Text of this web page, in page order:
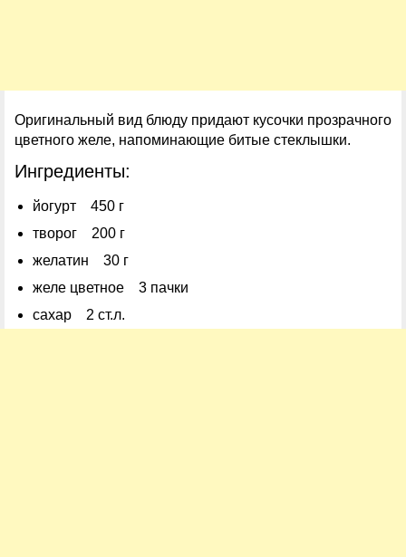
Оригинальный вид блюду придают кусочки прозрачного
цветного желе, напоминающие битые стеклышки.
Ингредиенты:
йогурт 450 г
творог 200 г
желатин 30 г
желе цветное 3 пачки
сахар 2 ст.л.